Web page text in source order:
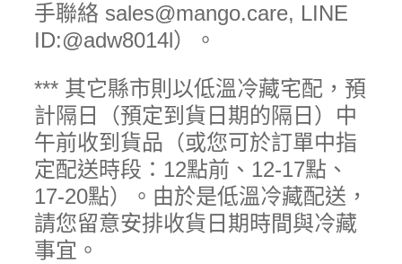
手聯絡 sales@mango.care, LINE
ID:@adw8014l）。
*** 其它縣市則以低溫冷藏宅配，預
計隔日（預定到貨日期的隔日）中
午前收到貨品（或您可於訂單中指
定配送時段：12點前、12-17點、
17-20點）。由於是低溫冷藏配送，
請您留意安排收貨日期時間與冷藏
事宜。